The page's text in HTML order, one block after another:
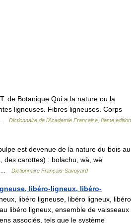
de Botanique Qui a la nature ou la
ligneuses. Fibres ligneuses. Corps
Dictionnaire de l'Academie Francaise, 8eme edition
est devenue de la nature du bois au
des carottes) : bolachu, wà, wè
…
Dictionnaire Français-Savoyard
libéro-ligneux, libéro-
libéro ligneuse, libéro ligneux, libéro
libéro ligneux, ensemble de vaisseaux
associés, tels que le système